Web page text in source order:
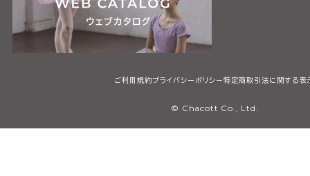
ご利用規約プライバシーポリシー特定商取引法に関する表
© Chacott Co., Ltd.